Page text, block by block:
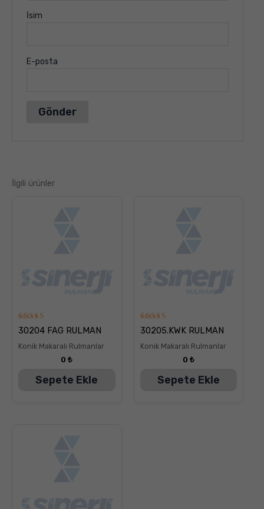
İsim
E-posta
İlgili ürünler
5
üzerinden
oy aldı
30204 FAG RULMAN
Konik Makaralı Rulmanlar
0₺
Sepete Ekle
5
üzerinden
oy aldı
30205.KWK RULMAN
Konik Makaralı Rulmanlar
0 ₺
Sepete Ekle